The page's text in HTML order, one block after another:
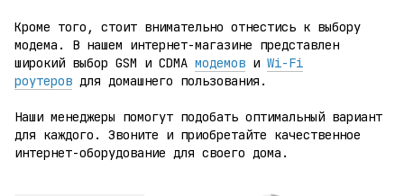
Кроме того, стоит внимательно отнестись к выбору
модема. В нашем интернет-магазине представлен
широкий выбор GSM и CDMA модемов и Wi-Fi
роутеров для домашнего пользования.
Наши менеджеры помогут подобать оптимальный вариант
для каждого. Звоните и приобретайте качественное
интернет-оборудование для своего дома.